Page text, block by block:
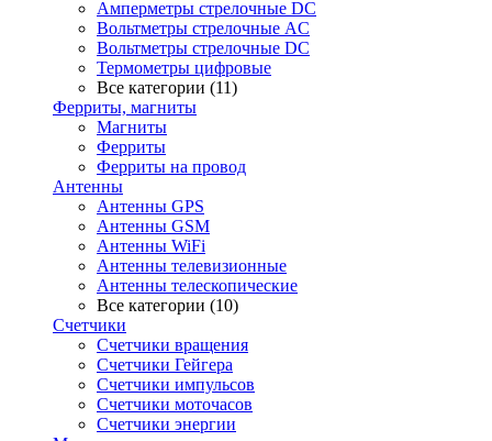
Амперметры стрелочные DC
Вольтметры стрелочные AC
Вольтметры стрелочные DC
Термометры цифровые
Все категории (11)
Ферриты, магниты
Магниты
Ферриты
Ферриты на провод
Антенны
Антенны GPS
Антенны GSM
Антенны WiFi
Антенны телевизионные
Антенны телескопические
Все категории (10)
Счетчики
Счетчики вращения
Счетчики Гейгера
Счетчики импульсов
Счетчики моточасов
Счетчики энергии